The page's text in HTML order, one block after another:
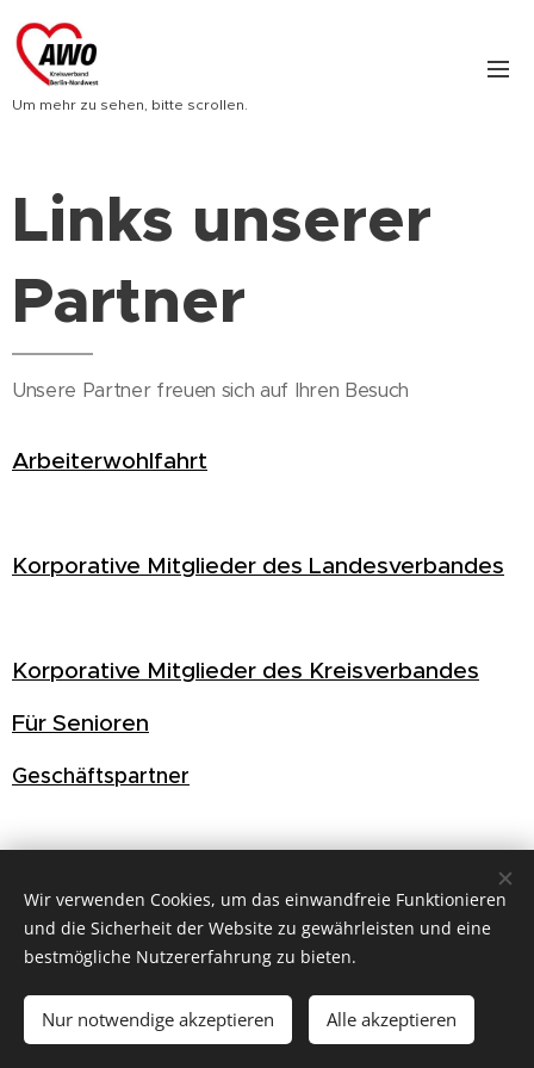
Um mehr zu sehen, bitte scrollen.
Links unserer
Partner
Unsere Partner freuen sich auf Ihren Besuch
Arbeiterwohlfahrt
Korporative Mitglieder des Landesverbandes
Korporative Mitglieder des Kreisverbandes
Für Senioren
Geschäftspartner
Cookies
Wir verwenden Cookies, um das einwandfreie Funktionieren
und die Sicherheit der Website zu gewährleisten und eine
bestmögliche Nutzererfahrung zu bieten.
Nur notwendige akzeptieren Alle akzeptieren